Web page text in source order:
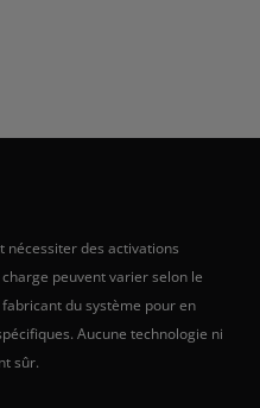
nécessiter des activations
peuvent varier selon le
du système pour en
Aucune technologie ni
sûr.